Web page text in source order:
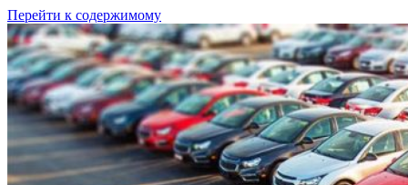
Перейти к содержимому